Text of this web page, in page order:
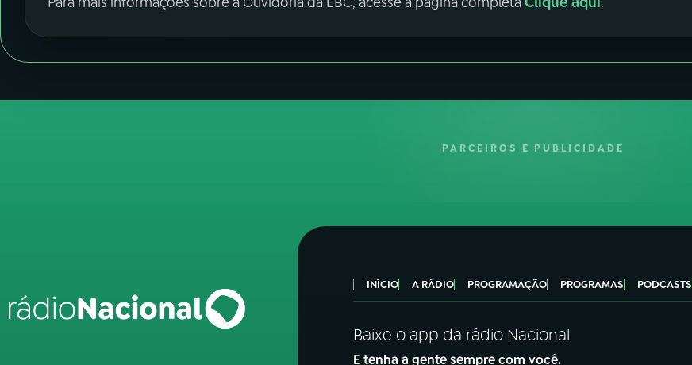
PARCEIROS E PUBLICIDADE
INÍCIO A RÁDIO PROGRAMAÇÃO PROGRAMAS PODCASTS
Baixe o app da rádio Nacional
E tenha a gente sempre com você.